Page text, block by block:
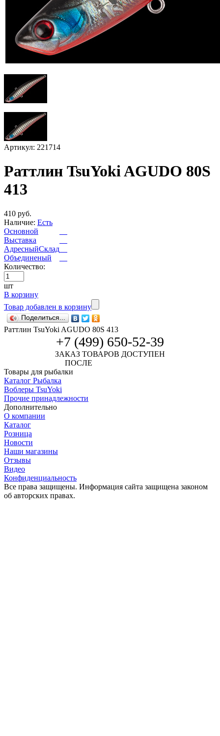
Артикул: 221714
Раттлин TsuYoki AGUDO 80S
413
410 руб.
Наличие: Есть
Основной
Выставка
АдресныйСклад
Объединеный
Количество:
шт
В корзину
Товар добавлен в корзину
Поделиться...
Раттлин TsuYoki AGUDO 80S 413
+7 (499) 650-52-39
ЗАКАЗ ТОВАРОВ ДОСТУПЕН
ПОСЛЕ
Товары для рыбалки
Каталог Рыбалка
Воблеры TsuYoki
Прочие принадлежности
Дополнительно
О компании
Каталог
Розница
Новости
Наши магазины
Отзывы
Видео
Конфиденциальность
Все права защищены. Информация сайта защищена законом
об авторских правах.